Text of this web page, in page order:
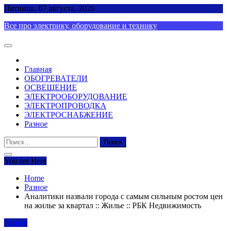
Skip
content
Пятница, 07 августа, 2026
Все про электрику, оборудование и технику
Главная
ОБОГРЕВАТЕЛИ
ОСВЕЩЕНИЕ
ЭЛЕКТРООБОРУДОВАНИЕ
ЭЛЕКТРОПРОВОДКА
ЭЛЕКТРОСНАБЖЕНИЕ
Разное
Найти:
You are Here
Home
Разное
Аналитики назвали города с самым сильным ростом цен
на жилье за квартал :: Жилье :: РБК Недвижимость
Разное